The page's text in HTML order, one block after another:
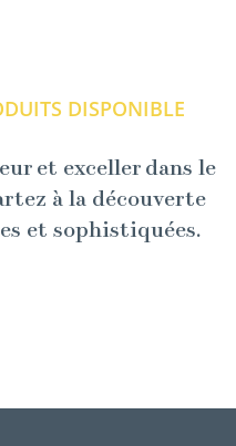
DISPONIBLE
et exceller dans le
à la découverte
et sophistiquées.